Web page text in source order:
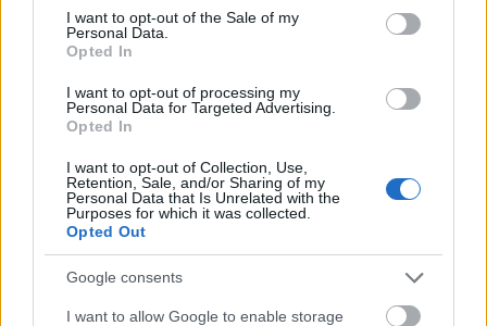
consent section.
I want to opt-out of the Sale of my
Personal Data.
Opted In
I want to opt-out of processing my
Personal Data for Targeted Advertising.
Opted In
I want to opt-out of Collection, Use,
Retention, Sale, and/or Sharing of my
Personal Data that Is Unrelated with the
Purposes for which it was collected.
Opted Out
Google consents
I want to allow Google to enable storage
dallamosabb hanglejtéssel dolgoznak. A kjógen-
darabokat ma is kizárólag férfiak adják elő. A
színészek 6-7 éves koruktól 30-35 éves korukig
tanulják mesterségüket a családban. Egyes szerepek
eljátszásának nemcsak a szükséges képzettségi fok
elérése, hanem a megfelelő kor betöltése is föltétele.
Valaha a kjógen-repertoár 4-500 műből állt, ez a
szám napjainkra 260-ra fogyatkozott. Ezekből 254-
et játszik az Izumi-iskola, és 180-at az Ókura-család.
Részletek Dúró Győző: Valaki történik című